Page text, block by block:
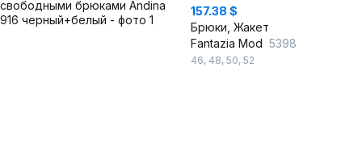
157.38 $
Брюки, Жакет
Fantazia Mod 5398
46, 48, 50, 52